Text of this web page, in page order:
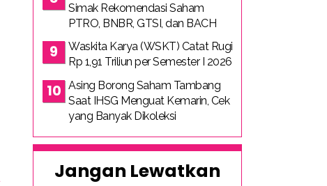
Simak Rekomendasi Saham
PTRO, BNBR, GTSI, dan BACH
Waskita Karya (WSKT) Catat Rugi
Rp 1,91 Triliun per Semester I 2026
Asing Borong Saham Tambang
Saat IHSG Menguat Kemarin, Cek
yang Banyak Dikoleksi
Jangan Lewatkan